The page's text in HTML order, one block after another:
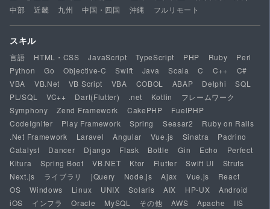
中部
近畿 九州 中国・四国 沖縄 フルリモート
スキル
言語 HTML・CSS JavaScript TypeScript PHP Ruby
Perl
Python
Go Objective-C Swift Java Scala C C++
C#
VBA
VB.Net VB Script VBA COBOL ABAP Delphi
SQL
PL/SQL
VC++ Dart(Flutter) .net Kotlin
フレームワーク
Symphony
Zend Framework CakePHP
FuelPHP
CodeIgniter
Play Framework Spring Seasar2
Ruby on Rails
.Net Framework
Laravel Angular Vue.js Sinatra
Padrino
Catalyst
Dancer Django Flask Bottle Gin Echo
Perfect
Kitura
Spring Boot VB.NET Ktor Flutter Swift UI
Struts
Next.js
ライブラリ jQuery Node.js Ajax Vue.js
React
OS
Windows Linux UNIX Solaris AIX HP-UX
Android
iOS
インフラ Oracle MySQL その他 AWS Apache
IIS